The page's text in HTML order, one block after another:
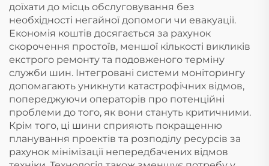
доїхати до місць обслуговування без
необхідності негайної допомоги чи евакуації.
Економія коштів досягається за рахунок
скорочення простоїв, меншої кількості викликів
екстрого ремонту та подовженого терміну
служби шин. Інтегровані системи моніторингу
допомагають уникнути катастрофічних відмов,
попереджуючи операторів про потенційні
проблеми до того, як вони стануть критичними.
Крім того, ці шини сприяють покращенню
планування проектів та розподілу ресурсів за
рахунок мінімізації непередбачених відмов